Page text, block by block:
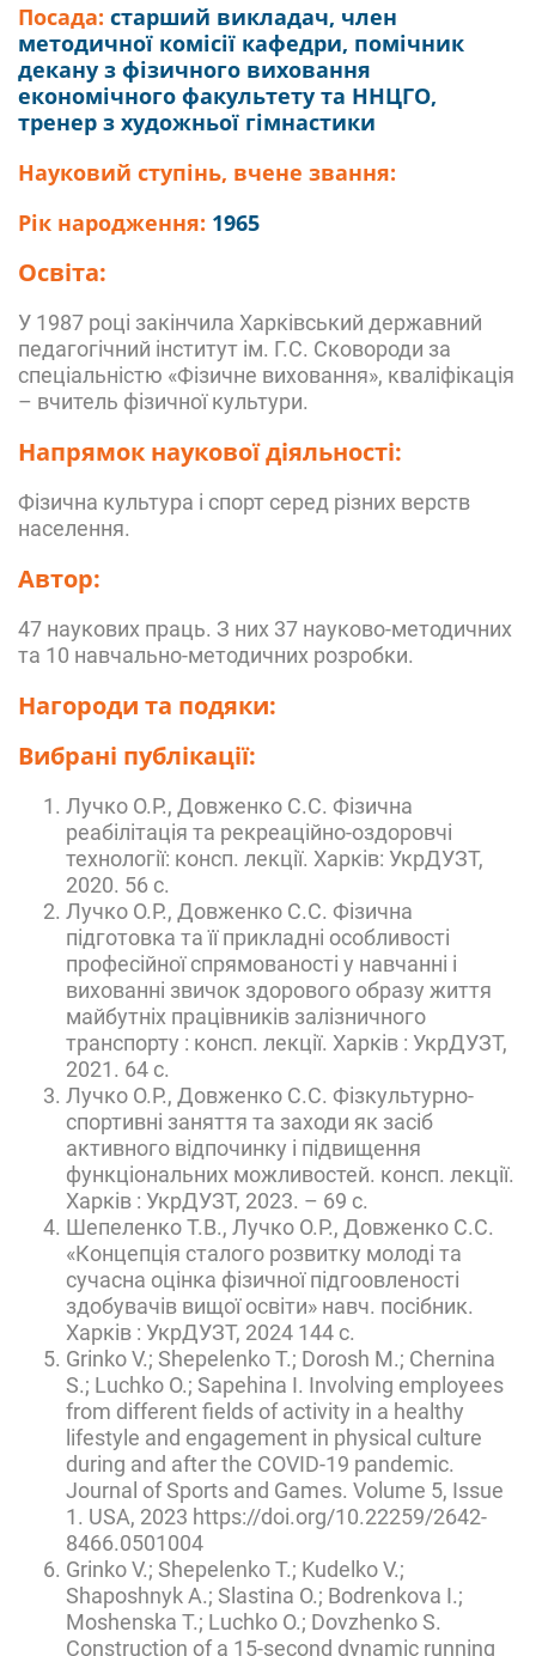
Посада: старший викладач, член
методичної комісії кафедри, помічник
декану з фізичного виховання
економічного факультету та ННЦГО,
тренер з художньої гімнастики
Науковий ступінь, вчене звання:
Рік народження: 1965
Освіта:
У 1987 році закінчила Харківський державний
педагогічний інститут ім. Г.С. Сковороди за
спеціальністю «Фізичне виховання», кваліфікація
– вчитель фізичної культури.
Напрямок наукової діяльності:
Фізична культура і спорт серед різних верств
населення.
Автор:
47 наукових праць. З них 37 науково-методичних
та 10 навчально-методичних розробки.
Нагороди та подяки:
Вибрані публікації:
Лучко О.Р., Довженко С.С. Фізична
реабілітація та рекреаційно-оздоровчі
технології: консп. лекції. Харків: УкрДУЗТ,
2020. 56 с.
Лучко О.Р., Довженко С.С. Фізична
підготовка та її прикладні особливості
професійної спрямованості у навчанні і
вихованні звичок здорового образу життя
майбутніх працівників залізничного
транспорту : консп. лекції. Харків : УкрДУЗТ,
2021. 64 с.
Лучко О.Р., Довженко С.С. Фізкультурно-
спортивні заняття та заходи як засіб
активного відпочинку і підвищення
функціональних можливостей. консп. лекції.
Харків : УкрДУЗТ, 2023. – 69 с.
Шепеленко Т.В., Лучко О.Р., Довженко С.С.
«Концепція сталого розвитку молоді та
сучасна оцінка фізичної підгоовленості
здобувачів вищої освіти» навч. посібник.
Харків : УкрДУЗТ, 2024 144 с.
Grinko V.; Shepelenko T.; Dorosh M.; Chernina
S.; Luchko O.; Sapehina I. Involving employees
from different fields of activity in a healthy
lifestyle and engagement in physical culture
during and after the COVID-19 pandemic.
Journal of Sports and Games. Volume 5, Issue
1. USA, 2023 https://doi.org/10.22259/2642-
8466.0501004
Grinko V.; Shepelenko T.; Kudelko V.;
Shaposhnyk A.; Slastina O.; Bodrenkova I.;
Moshenska T.; Luchko O.; Dovzhenko S.
Construction of a 15-second dynamic running